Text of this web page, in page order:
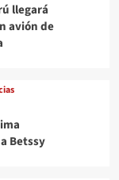
llegará
avión de
Betssy